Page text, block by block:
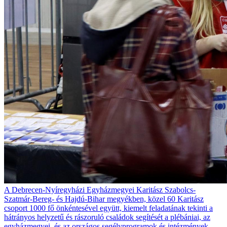
A Debrecen-Nyíregyházi Egyházmegyei Karitász Szabolcs-
Szatmár-Bereg- és Hajdú-Bihar megyékben, közel 60 Karitász
csoport 1000 fő önkéntesével együtt, kiemelt feladatának tekinti a
hátrányos helyzetű és rászoruló családok segítését a plébániai, az